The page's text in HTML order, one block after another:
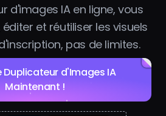
d'images IA en ligne, vous
et réutiliser les visuels
pas de limites.
Duplicateur d'Images IA
Maintenant !